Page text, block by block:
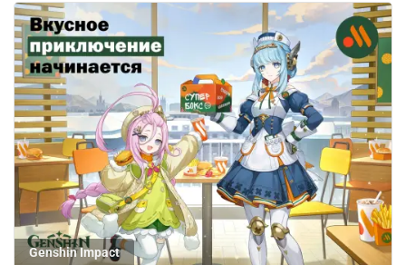
Genshin Impact